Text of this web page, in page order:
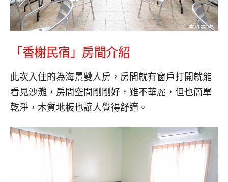
「香榭民宿」房間介紹
此次入住的為海景雙人房，房間就有窗戶打開就能
看見沙灘，房間空間剛剛好，雖不華麗，但也簡單
乾淨，木質地板也讓人覺得舒適。